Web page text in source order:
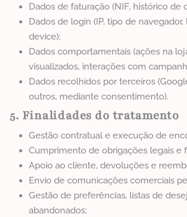
Dados de faturação (NIF, histórico de
Dados de login (IP, tipo de navegador,
device);
Dados comportamentais (ações na
visualizados, interações com
Dados recolhidos por terceiros
outros, mediante consentimento).
5. Finalidades do tratamento
Gestão contratual e execução de
Cumprimento de obrigações legais e
Apoio ao cliente, devoluções e
Envio de comunicações comerciais
Gestão de preferências, listas de
abandonados;